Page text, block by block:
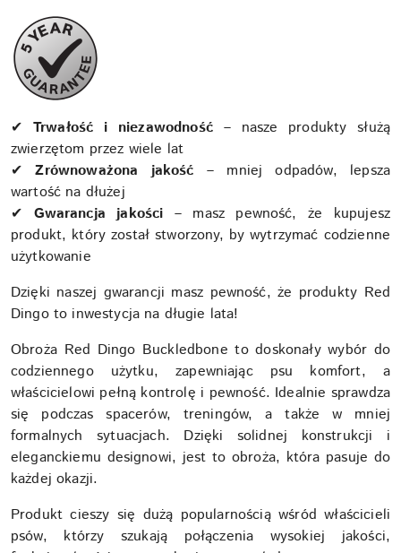
✔ Trwałość i niezawodność– nasze produkty służą
zwierzętom przez wiele lat
✔Zrównoważona jakość – mniej odpadów, lepsza
wartość na dłużej
✔ Gwarancja jakości – masz pewność, że kupujesz
produkt, który został stworzony, by wytrzymać codzienne
użytkowanie
Dzięki naszej gwarancji masz pewność, że produkty Red
Dingo to inwestycja na długie lata!
Obroża Red Dingo Buckledbone to doskonały wybór do
codziennego użytku, zapewniając psu komfort, a
właścicielowi pełną kontrolę i pewność. Idealnie sprawdza
się podczas spacerów, treningów, a także w mniej
formalnych sytuacjach. Dzięki solidnej konstrukcji i
eleganckiemu designowi, jest to obroża, która pasuje do
każdej okazji.
Produkt cieszy się dużą popularnością wśród właścicieli
psów, którzy szukają połączenia wysokiej jakości,